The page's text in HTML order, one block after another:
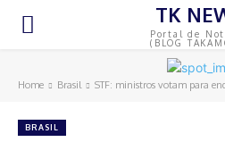
TK
Portal de
(BLOG
Home Brasil STF: ministros votam para
BRASIL